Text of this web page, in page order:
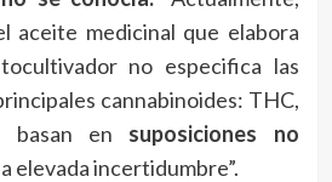
aceite medicinal que elabora
no especifica las
cannabinoides: THC,
basan en suposiciones no
elevada incertidumbre”.